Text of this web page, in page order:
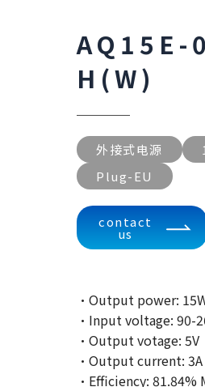
AQ15E-
H(W)
外接式电源
Plug-EU
contact
us
·Output power:
·Input voltage: 90-
·Output votage: 5V
·Output current: 3A
·Efficiency: 81.84%